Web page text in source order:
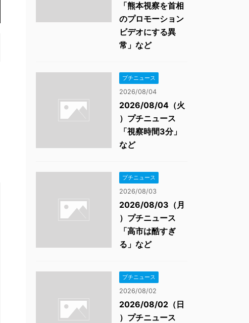
「熊本視察を首相
のプロモーション
ビデオにする異
常」など
プチニュース
2026/08/04
2026/08/04（火
）プチニュース
「視察時間3分」
など
プチニュース
2026/08/03
2026/08/03（月
）プチニュース
「高市は酷すぎ
る」など
プチニュース
2026/08/02
2026/08/02（日
）プチニュース